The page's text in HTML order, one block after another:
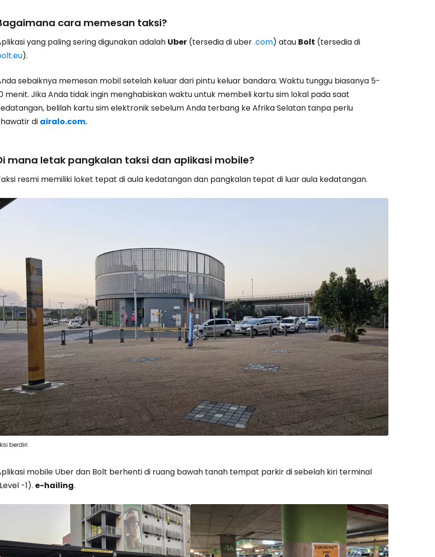
cara memesan taksi?
yang paling sering digunakan adalah Uber (tersedia di uber.com) atau Bolt (tersedia di
).
sebaiknya memesan mobil setelah keluar dari pintu keluar bandara. Waktu tunggu biasanya 5-
menit. Jika Anda tidak ingin menghabiskan waktu untuk membeli kartu sim lokal pada saat
belilah kartu sim elektronik sebelum Anda terbang ke Afrika Selatan tanpa perlu
di airalo.com.
mana letak pangkalan taksi dan aplikasi mobile?
resmi memiliki loket tepat di aula kedatangan dan pangkalan tepat di luar aula kedatangan.
berdiri
mobile Uber dan Bolt berhenti di ruang bawah tanah tempat parkir di sebelah kiri terminal
-1). e-hailing.
Masuk ke Cestee
... komunitas perjalanan di seluruh dunia
Lanjutkan dengan Google
Lanjutkan dengan Facebook
Lanjutkan dengan email